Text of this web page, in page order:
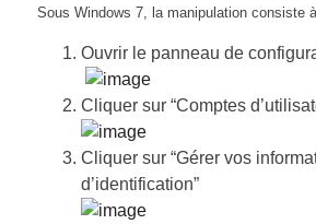
Sous Windows 7, la manipulation consiste
Ouvrir le panneau de
Cliquer sur “Comptes
Cliquer sur “Gérer vos
d’identification”